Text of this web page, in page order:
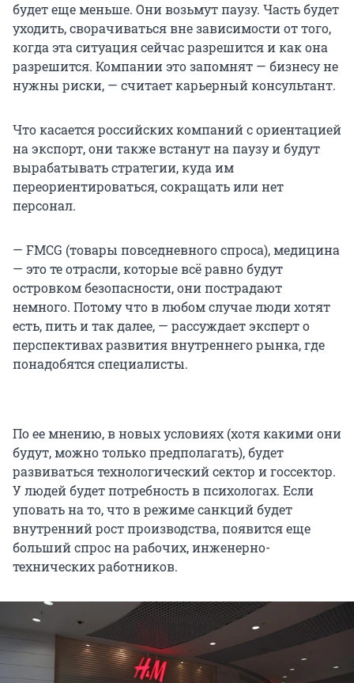
будет еще меньше. Они возьмут паузу. Часть будет
уходить, сворачиваться вне зависимости от того,
когда эта ситуация сейчас разрешится и как она
разрешится. Компании это запомнят — бизнесу не
нужны риски, — считает карьерный консультант.
Что касается российских компаний с ориентацией
на экспорт, они также встанут на паузу и будут
вырабатывать стратегии, куда им
переориентироваться, сокращать или нет
персонал.
— FMCG (товары повседневного спроса), медицина
— это те отрасли, которые всё равно будут
островком безопасности, они пострадают
немного. Потому что в любом случае люди хотят
есть, пить и так далее, — рассуждает эксперт о
перспективах развития внутреннего рынка, где
понадобятся специалисты.
По ее мнению, в новых условиях (хотя какими они
будут, можно только предполагать), будет
развиваться технологический сектор и госсектор.
У людей будет потребность в психологах. Если
уповать на то, что в режиме санкций будет
внутренний рост производства, появится еще
больший спрос на рабочих, инженерно-
технических работников.